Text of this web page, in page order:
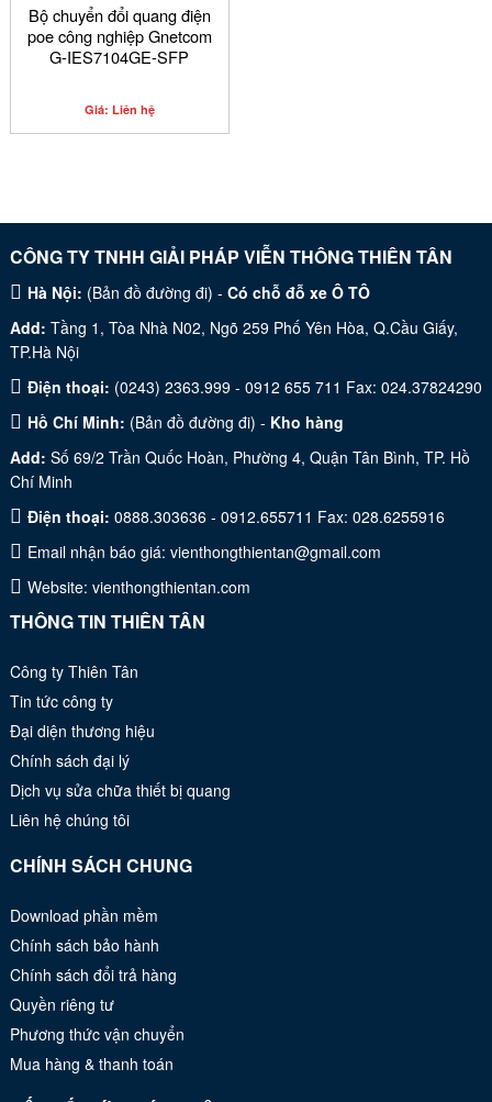
Bộ chuyển đổi quang điện
poe công nghiệp Gnetcom
G-IES7104GE-SFP
Giá: Liên hệ
CÔNG TY TNHH GIẢI PHÁP VIỄN THÔNG THIÊN TÂN
Hà Nội: (Bản đồ đường đi) - Có chỗ đỗ xe Ô TÔ
Add: Tầng 1, Tòa Nhà N02, Ngõ 259 Phố Yên Hòa, Q.Cầu Giấy,
TP.Hà Nội
Điện thoại: (0243) 2363.999 - 0912 655 711 Fax: 024.37824290
Hồ Chí Minh: (Bản đồ đường đi) - Kho hàng
Add: Số 69/2 Trần Quốc Hoàn, Phường 4, Quận Tân Bình, TP. Hồ
Chí Minh
Điện thoại: 0888.303636 - 0912.655711 Fax: 028.6255916
Email nhận báo giá: vienthongthientan@gmail.com
Website: vienthongthientan.com
THÔNG TIN THIÊN TÂN
Công ty Thiên Tân
Tin tức công ty
Đại diện thương hiệu
Chính sách đại lý
Dịch vụ sửa chữa thiết bị quang
Liên hệ chúng tôi
CHÍNH SÁCH CHUNG
Download phần mềm
Chính sách bảo hành
Chính sách đổi trả hàng
Quyền riêng tư
Phương thức vận chuyển
Mua hàng & thanh toán